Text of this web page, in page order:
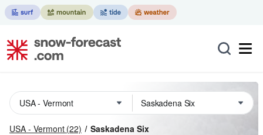
USA - Vermont (22) Saskadena Six